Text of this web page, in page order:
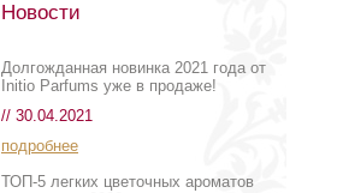
Новости
Долгожданная новинка 2021 года от
Initio Parfums уже в продаже!
// 30.04.2021
подробнее
ТОП-5 легких цветочных ароматов